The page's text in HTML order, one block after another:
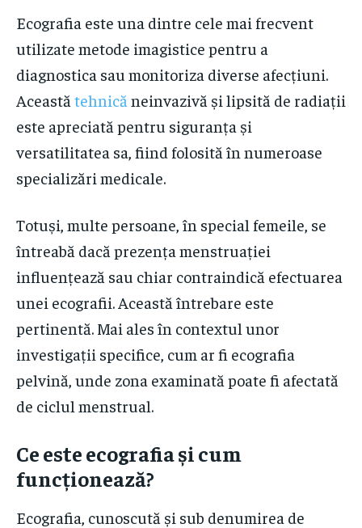
Ecografia este una dintre cele mai frecvent
utilizate metode imagistice pentru a
diagnostica sau monitoriza diverse afecțiuni.
Această tehnică neinvazivă și lipsită de radiații
este apreciată pentru siguranța și
versatilitatea sa, fiind folosită în numeroase
specializări medicale.
Totuși, multe persoane, în special femeile, se
întreabă dacă prezența menstruației
influențează sau chiar contraindică efectuarea
unei ecografii. Această întrebare este
pertinentă. Mai ales în contextul unor
investigații specifice, cum ar fi ecografia
pelvină, unde zona examinată poate fi afectată
de ciclul menstrual.
Ce este ecografia și cum
funcționează?
Ecografia, cunoscută și sub denumirea de